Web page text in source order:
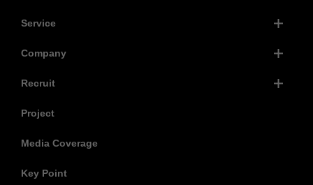
Service
Company
Recruit
Project
Media Coverage
Key Point